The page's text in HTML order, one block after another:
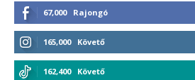
67,000 Rajongó
165,000 Követő
162,400 Követő